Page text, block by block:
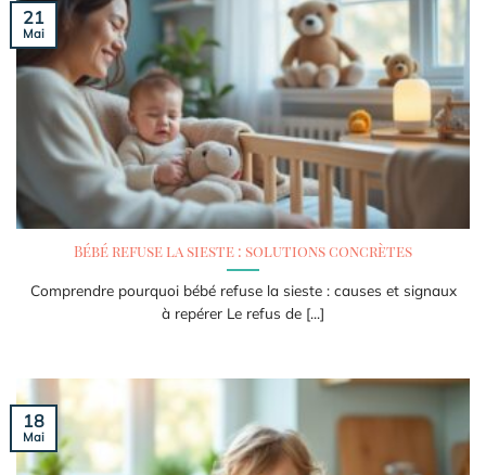
Bébé refuse la sieste : solutions concrètes
Comprendre pourquoi bébé refuse la sieste : causes et signaux
à repérer Le refus de [...]
21
Mai
18
Mai